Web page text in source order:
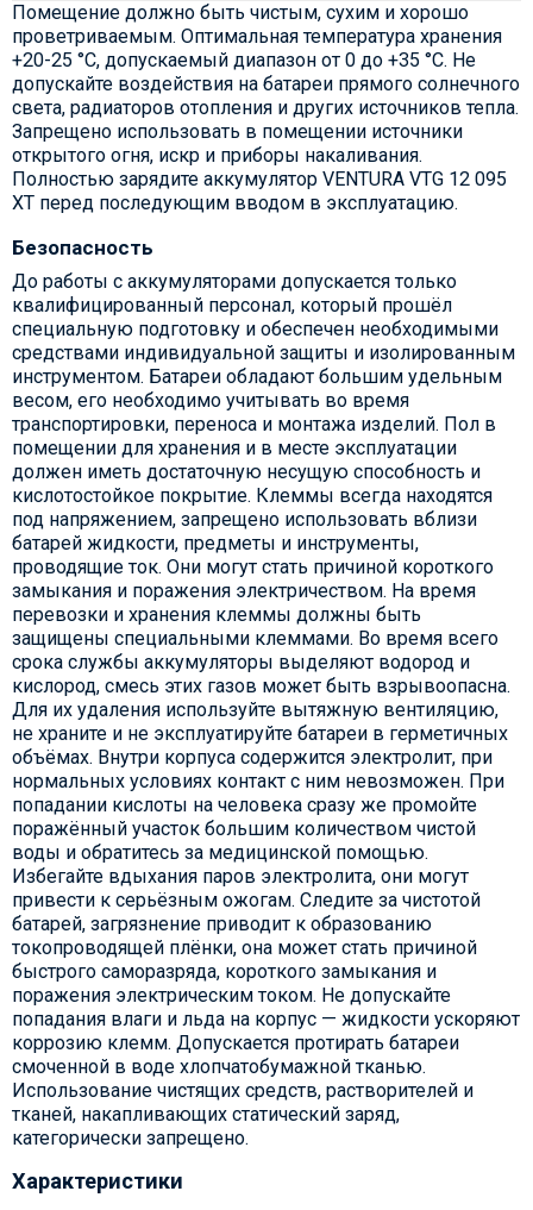
Помещение должно быть чистым, сухим и хорошо
проветриваемым. Оптимальная температура хранения
+20-25 °С, допускаемый диапазон от 0 до +35 °С. Не
допускайте воздействия на батареи прямого солнечного
света, радиаторов отопления и других источников тепла.
Запрещено использовать в помещении источники
открытого огня, искр и приборы накаливания.
Полностью зарядите аккумулятор VENTURA VTG 12 095
XT перед последующим вводом в эксплуатацию.
Безопасность
До работы с аккумуляторами допускается только
квалифицированный персонал, который прошёл
специальную подготовку и обеспечен необходимыми
средствами индивидуальной защиты и изолированным
инструментом. Батареи обладают большим удельным
весом, его необходимо учитывать во время
транспортировки, переноса и монтажа изделий. Пол в
помещении для хранения и в месте эксплуатации
должен иметь достаточную несущую способность и
кислотостойкое покрытие. Клеммы всегда находятся
под напряжением, запрещено использовать вблизи
батарей жидкости, предметы и инструменты,
проводящие ток. Они могут стать причиной короткого
замыкания и поражения электричеством. На время
перевозки и хранения клеммы должны быть
защищены специальными клеммами. Во время всего
срока службы аккумуляторы выделяют водород и
кислород, смесь этих газов может быть взрывоопасна.
Для их удаления используйте вытяжную вентиляцию,
не храните и не эксплуатируйте батареи в герметичных
объёмах. Внутри корпуса содержится электролит, при
нормальных условиях контакт с ним невозможен. При
попадании кислоты на человека сразу же промойте
поражённый участок большим количеством чистой
воды и обратитесь за медицинской помощью.
Избегайте вдыхания паров электролита, они могут
привести к серьёзным ожогам. Следите за чистотой
батарей, загрязнение приводит к образованию
токопроводящей плёнки, она может стать причиной
быстрого саморазряда, короткого замыкания и
поражения электрическим током. Не допускайте
попадания влаги и льда на корпус — жидкости ускоряют
коррозию клемм. Допускается протирать батареи
смоченной в воде хлопчатобумажной тканью.
Использование чистящих средств, растворителей и
тканей, накапливающих статический заряд,
категорически запрещено.
Характеристики